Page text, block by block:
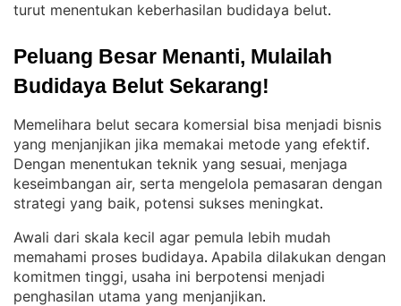
turut menentukan keberhasilan budidaya belut.
Peluang Besar Menanti, Mulailah
Budidaya Belut Sekarang!
Memelihara belut secara komersial bisa menjadi bisnis
yang menjanjikan jika memakai metode yang efektif
Dengan menentukan teknik yang sesuai, menjaga
keseimbangan air, serta mengelola pemasaran dengan
strategi yang baik, potensi sukses meningkat.
Awali dari skala kecil agar pemula lebih mudah
memahami proses budidaya. Apabila dilakukan dengan
komitmen tinggi, usaha ini berpotensi menjadi
penghasilan utama yang menjanjikan.